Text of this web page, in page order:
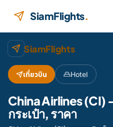
SiamFlights.
SiamFlights
เที่ยวบิน Hotel
China Airlines (CI)
กระเป๋า, ราคา